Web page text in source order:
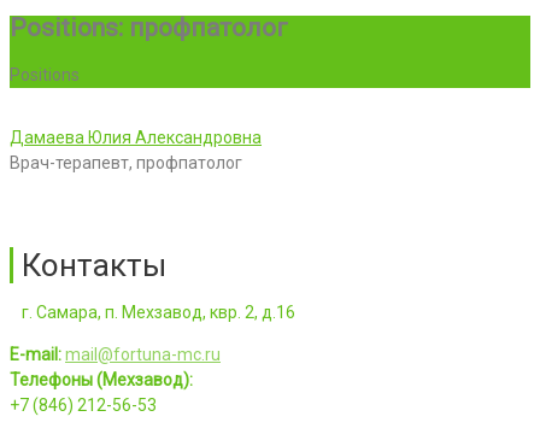
Positions: профпатолог
Positions
Дамаева Юлия Александровна
Врач-терапевт, профпатолог
Контакты
г. Самара, п. Мехзавод, квр. 2, д.16
E-mail:mail@fortuna-mc.ru
Телефоны (Мехзавод):
+7 (846) 212-56-53